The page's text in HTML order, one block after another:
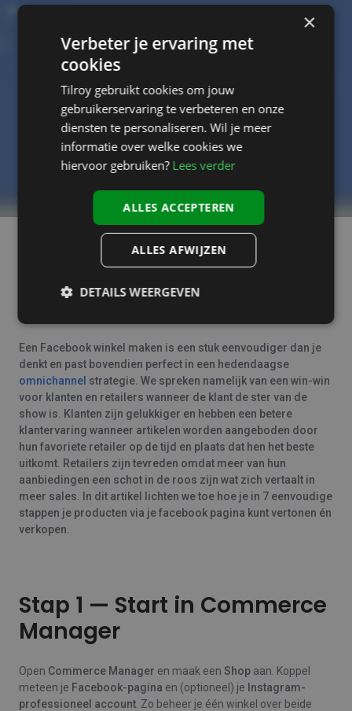
Volgens Meta’s actuele richtlijnen vindt
Facebook/Instagram is je etalage en verkeersbron; de
Een Facebook winkel maken is een stuk eenvoudiger dan je
denkt en past bovendien perfect in een hedendaagse
omnichannel strategie. We spreken namelijk van een win-win
voor klanten en retailers wanneer de klant de ster van de
show is. Klanten zijn gelukkiger en hebben een betere
klantervaring wanneer artikelen worden aangeboden door
hun favoriete retailer op de tijd en plaats dat hen het beste
uitkomt. Retailers zijn tevreden omdat meer van hun
aanbiedingen een schot in de roos zijn wat zich vertaalt in
meer sales. In dit artikel lichten we toe hoe je in 7 eenvoudige
stappen je producten via je facebook pagina kunt vertonen én
verkopen.
Stap 1 — Start in Commerce
Manager
Open Commerce Manager en maak een Shop aan. Koppel
meteen je Facebook-pagina en (optioneel) je Instagram-
professioneel account . Zo beheer je één winkel over beide
×
Verbeter je ervaring met
cookies
Tilroy gebruikt cookies om jouw
gebruikerservaring te verbeteren en onze
diensten te personaliseren. Wil je meer
informatie over welke cookies we
hiervoor gebruiken? Lees verder
ALLES ACCEPTEREN
ALLES AFWIJZEN
DETAILS WEERGEVEN